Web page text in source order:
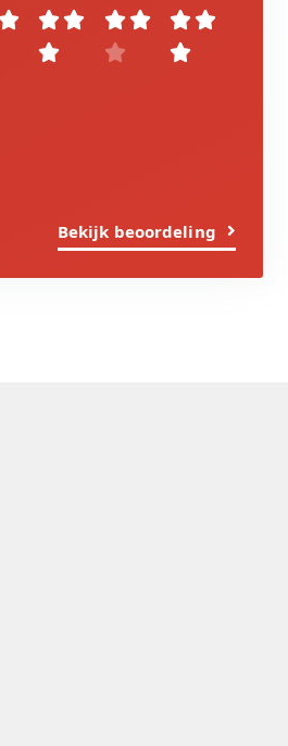






Bekijk beoordeling